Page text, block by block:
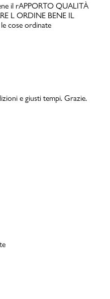
il rAPPORTO QUALITÀ
L ORDINE BENE IL
cose ordinate
e giusti tempi. Grazie.